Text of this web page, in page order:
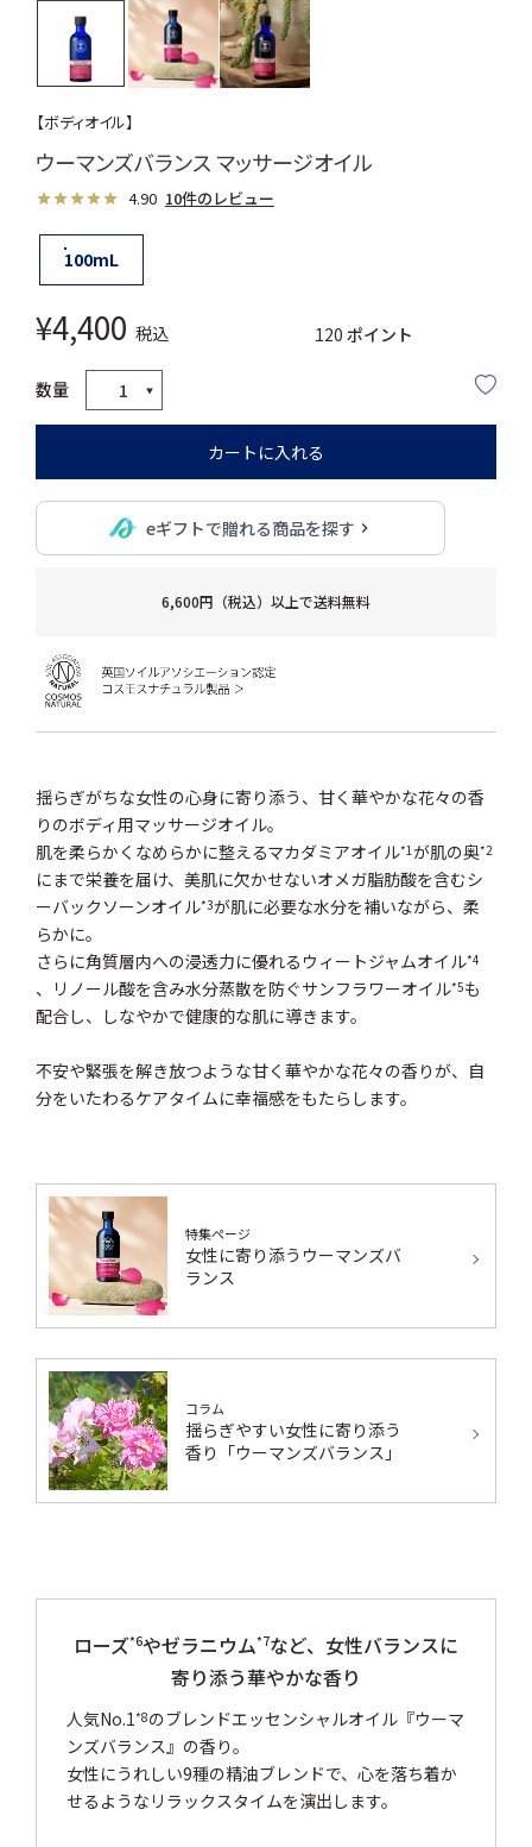
【ボディオイル】
ウーマンズバランス マッサージオイル
4.90 10件のレビュー
100mL
¥4,400 税込 120 ポイント
カートに入れる
eギフトで贈れる商品を探す
6,600円（税込）以上で送料無料
揺らぎがちな女性の心身に寄り添う、甘く華やかな花々の香
りのボディ用マッサージオイル。
肌を柔らかくなめらかに整えるマカダミアオイル*1が肌の奥*2
にまで栄養を届け、美肌に欠かせないオメガ脂肪酸を含むシ
ーバックソーンオイル*3が肌に必要な水分を補いながら、柔
らかに。
さらに角質層内への浸透力に優れるウィートジャムオイル*4
、リノール酸を含み水分蒸散を防ぐサンフラワーオイル*5も
配合し、しなやかで健康的な肌に導きます。
不安や緊張を解き放つような甘く華やかな花々の香りが、自
分をいたわるケアタイムに幸福感をもたらします。
特集ページ
女性に寄り添うウーマンズバ
ランス
コラム
揺らぎやすい女性に寄り添う
香り「ウーマンズバランス」
ローズ*6やゼラニウム*7など、女性バランスに
寄り添う華やかな香り
人気No.1*8のブレンドエッセンシャルオイル『ウーマ
ンズバランス』の香り。
女性にうれしい9種の精油ブレンドで、心を落ち着か
せるようなリラックスタイムを演出します。